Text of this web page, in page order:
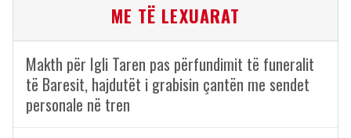
ME TË LEXUARAT
Makth për Igli Taren pas përfundimit të funeralit
të Baresit, hajdutët i grabisin çantën me sendet
personale në tren